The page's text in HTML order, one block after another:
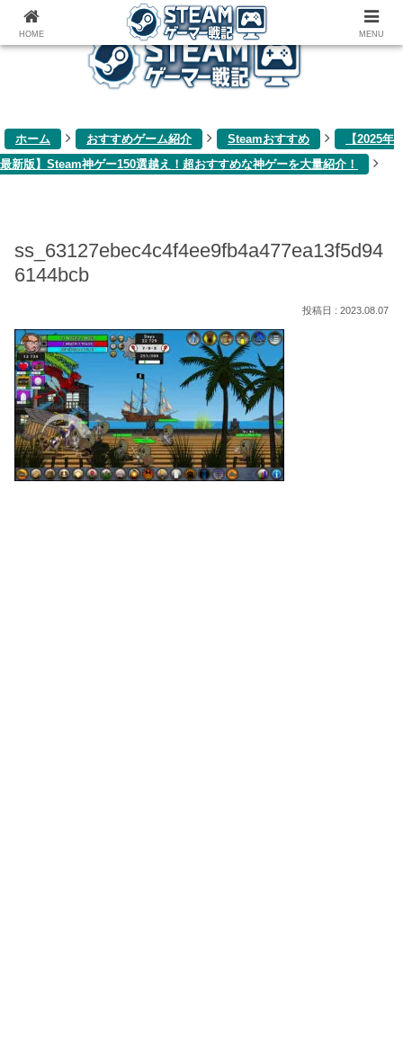
ゲーム関連雑記ブログ
ホーム おすすめゲーム紹介 Steamおすすめ
【2025年
最新版】Steam神ゲー150選越え！超おすすめな神ゲーを大量紹介！
ss_63127ebec4c4f4ee9fb4a477ea13f5d94
6144bcb
2023.08.07
HOME MENU